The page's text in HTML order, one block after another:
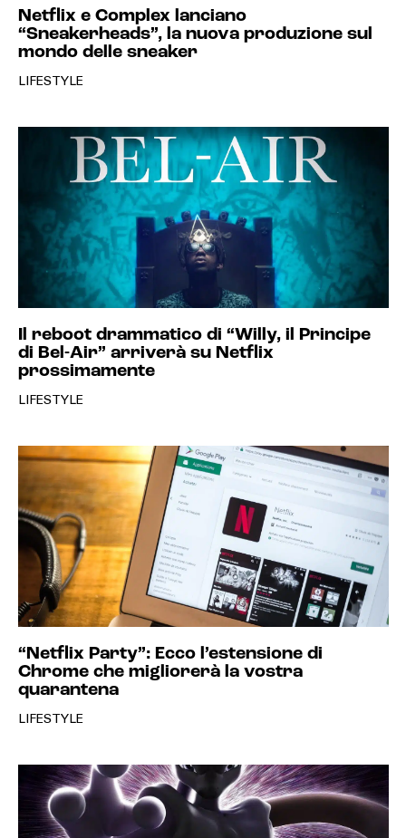
Netflix e Complex lanciano
“Sneakerheads”, la nuova produzione sul
mondo delle sneaker
LIFESTYLE
Il reboot drammatico di “Willy, il Principe
di Bel-Air” arriverà su Netflix
prossimamente
LIFESTYLE
“Netflix Party”: Ecco l’estensione di
Chrome che migliorerà la vostra
quarantena
LIFESTYLE